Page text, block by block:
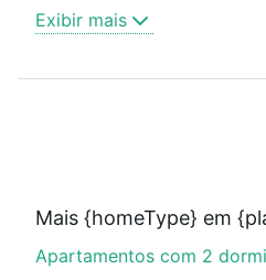
ou sem vaga de garagem
Apartamentos com 1
Qual o preço de
financiamento imobiliário
portal quanto custa
Exibir mais
Mais {homeType} em
Apartamentos com 2